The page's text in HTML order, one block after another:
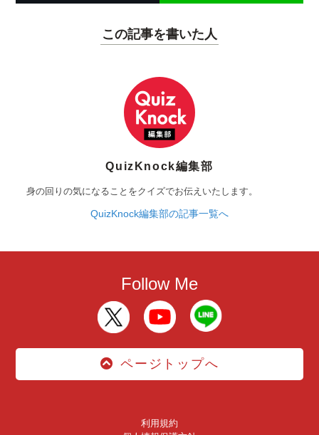
この記事を書いた人
QuizKnock編集部
身の回りの気になることをクイズでお伝えいたします。
QuizKnock編集部の記事一覧へ
Follow Me
ページトップへ
利用規約